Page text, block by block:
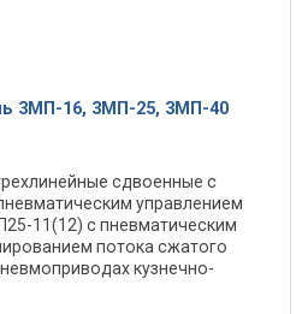
3МП-16, 3МП-25, 3МП-40
сдвоенные с
управлением
11(12) с пневматическим
потока сжатого
кузнечно-